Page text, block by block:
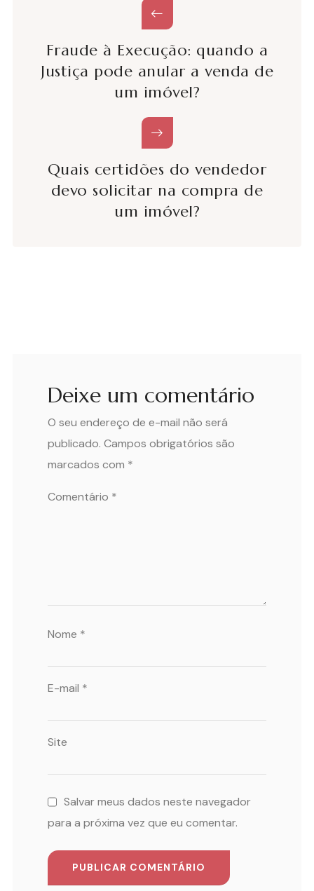
Fraude à Execução: quando a
Justiça pode anular a venda de
um imóvel?
Quais certidões do vendedor
devo solicitar na compra de
um imóvel?
Deixe um comentário
O seu endereço de e-mail não será
publicado. Campos obrigatórios são
marcados com *
Comentário *
Nome *
E-mail *
Site
Salvar meus dados neste navegador
para a próxima vez que eu comentar.